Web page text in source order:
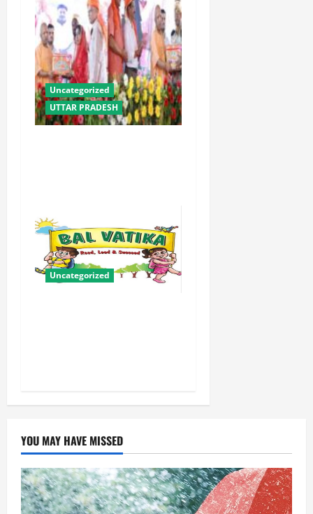
Uncategorized
UTTAR PRADESH
Uncategorized
YOU MAY HAVE MISSED